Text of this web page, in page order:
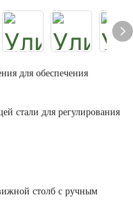
для обеспечения
стали для регулирования
столб с ручным